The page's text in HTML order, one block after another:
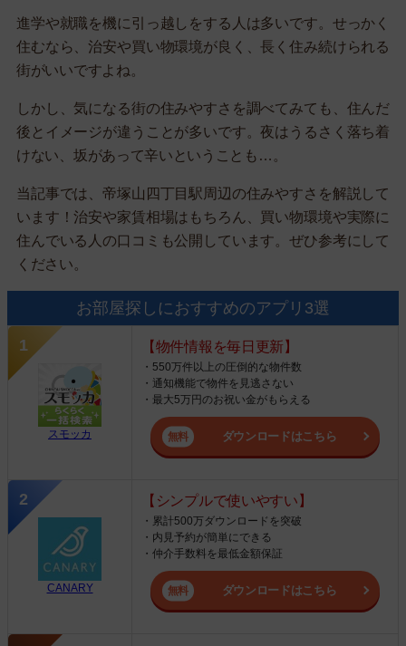
進学や就職を機に引っ越しをする人は多いです。せっかく
住むなら、治安や買い物環境が良く、長く住み続けられる
街がいいですよね。
しかし、気になる街の住みやすさを調べてみても、住んだ
後とイメージが違うことが多いです。夜はうるさく落ち着
けない、坂があって辛いということも…。
当記事では、帝塚山四丁目駅周辺の住みやすさを解説して
います！治安や家賃相場はもちろん、買い物環境や実際に
住んでいる人の口コミも公開しています。ぜひ参考にして
ください。
お部屋探しにおすすめのアプリ3選
スモッカ
【物件情報を毎日更新】
・550万件以上の圧倒的な物件数
・通知機能で物件を見逃さない
・最大5万円のお祝い金がもらえる
ダウンロードはこちら
CANARY
【シンプルで使いやすい】
・累計500万ダウンロードを突破
・内見予約が簡単にできる
・仲介手数料を最低金額保証
ダウンロードはこちら